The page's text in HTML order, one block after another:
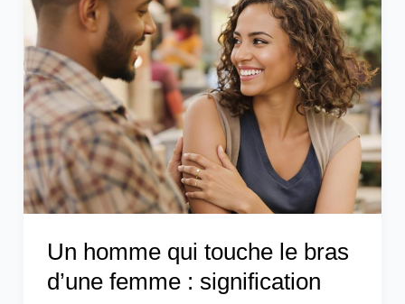
Un homme qui touche le bras
d’une femme : signification
homme
touche
le
bras
d’une
femme
:
signification